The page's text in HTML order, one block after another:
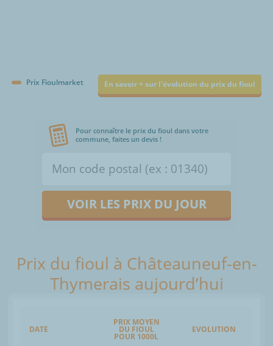
Prix Fioulmarket En savoir + sur l'évolution du prix du fioul
Pour connaître le prix du fioul dans votre
commune, faites un devis !
VOIR LES PRIX DU JOUR
Prix du fioul à Châteauneuf-en-
Thymerais aujourd’hui
DATE
PRIX MOYEN
DU FIOUL
POUR 1000L
EVOLUTION